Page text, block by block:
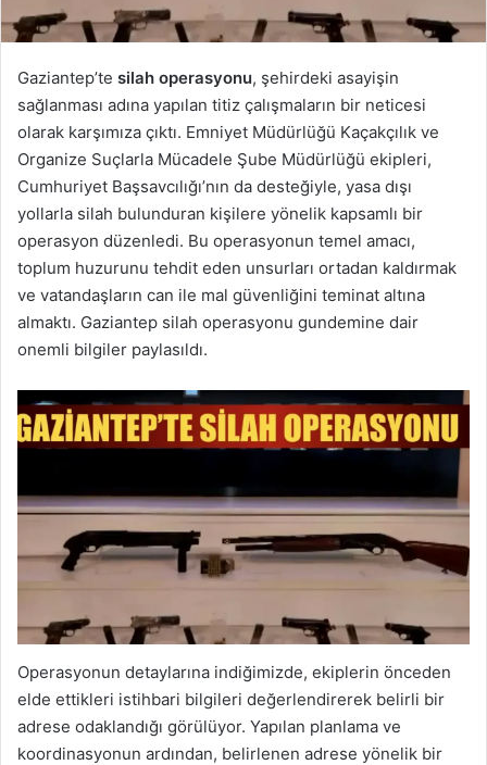
Gaziantep’te silah operasyonu, şehirdeki asayişin
sağlanması adına yapılan titiz çalışmaların bir neticesi
olarak karşımıza çıktı. Emniyet Müdürlüğü Kaçakçılık ve
Organize Suçlarla Mücadele Şube Müdürlüğü ekipleri,
Cumhuriyet Başsavcılığı’nın da desteğiyle, yasa dışı
yollarla silah bulunduran kişilere yönelik kapsamlı bir
operasyon düzenledi. Bu operasyonun temel amacı,
toplum huzurunu tehdit eden unsurları ortadan kaldırmak
ve vatandaşların can ile mal güvenliğini teminat altına
almaktı. Gaziantep silah operasyonu gundemine dair
onemli bilgiler paylasıldı.
Operasyonun detaylarına indiğimizde, ekiplerin önceden
elde ettikleri istihbari bilgileri değerlendirerek belirli bir
adrese odaklandığı görülüyor. Yapılan planlama ve
koordinasyonun ardından, belirlenen adrese yönelik bir